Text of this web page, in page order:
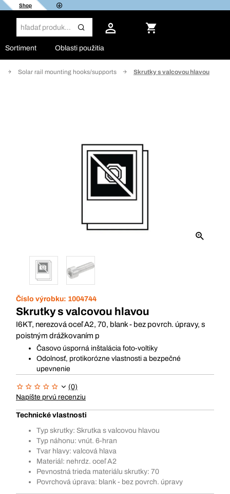
Shop
Sortiment Oblasti použitia
Solar rail mounting hooks/supports Skrutky s valcovou hlavou
Číslo výrobku: 1004744
Skrutky s valcovou hlavou
I6KT, nerezová oceľ A2, 70, blank - bez povrch. úpravy, s
poistným drážkovaním p
Časovo úsporná inštalácia foto-voltiky
Odolnosť, protikorózne vlastnosti a bezpečné
upevnenie
(0)
Napíšte prvú recenziu
Technické vlastnosti
Typ skrutky: Skrutka s valcovou hlavou
Typ náhonu: vnút. 6-hran
Tvar hlavy: valcová hlava
Materiál: nehrdz. oceľ A2
Pevnostná trieda materiálu skrutky: 70
Povrchová úprava: blank - bez povrch. úpravy